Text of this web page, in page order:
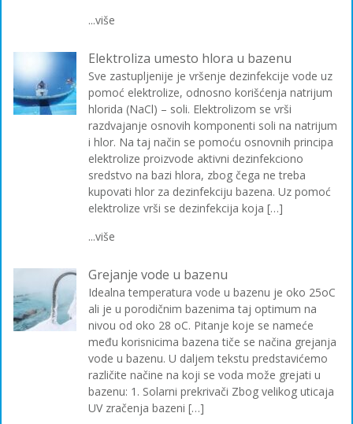
...više
Elektroliza umesto hlora u bazenu
Sve zastupljenije je vršenje dezinfekcije vode uz
pomoć elektrolize, odnosno korišćenja natrijum
hlorida (NaCl) – soli. Elektrolizom se vrši
razdvajanje osnovih komponenti soli na natrijum
i hlor. Na taj način se pomoću osnovnih principa
elektrolize proizvode aktivni dezinfekciono
sredstvo na bazi hlora, zbog čega ne treba
kupovati hlor za dezinfekciju bazena. Uz pomoć
elektrolize vrši se dezinfekcija koja […]
...više
Grejanje vode u bazenu
Idealna temperatura vode u bazenu je oko 25oC
ali je u porodičnim bazenima taj optimum na
nivou od oko 28 oC. Pitanje koje se nameće
među korisnicima bazena tiče se načina grejanja
vode u bazenu. U daljem tekstu predstavićemo
različite načine na koji se voda može grejati u
bazenu: 1. Solarni prekrivači Zbog velikog uticaja
UV zračenja bazeni […]